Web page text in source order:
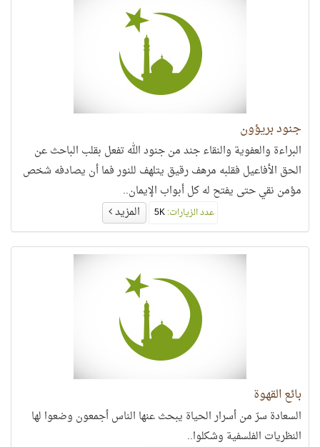
جنود بريؤون
البراءة والعفوية والنقاء جند من جنود الله تفعل بقلب الباحث عن
الحق الأفاعيل فقلبه مرهف رقيق يتلهف للنور فما أن يصادفه شخص
مؤمن نقي حتى يفتح له كل أبواب الإيمان..
عدد الزيارات: المزيد
بائع القهوة
السعادة سرّ من أسرار الحياة يبحث عنها الناس أجمعون وضعوا لها
النظريات الفلسفية وشكلوا..